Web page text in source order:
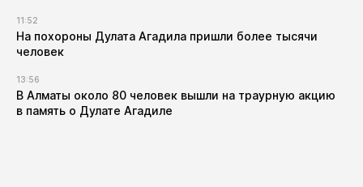
11:52
​На похороны Дулата Агадила пришли более тысячи
человек
13:56
​В Алматы около 80 человек вышли на траурную акцию
в память о Дулате Агадиле